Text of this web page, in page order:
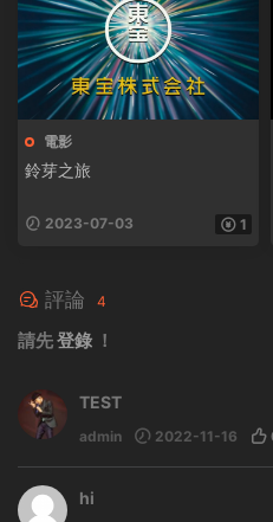
電影
鈴芽之旅
2023-07-03 1
評論 4
請先登錄 ！
TEST
admin 2022-11-16
hi